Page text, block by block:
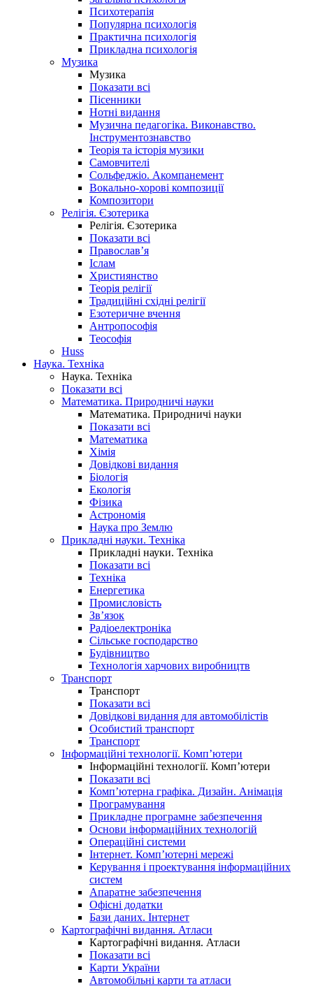
Психотерапія
Популярна психологія
Практична психологія
Прикладна психологія
Музика
Музика
Показати всі
Пісенники
Нотні видання
Музична педагогіка. Виконавство.
Інструментознавство
Теорія та історія музики
Самовчителі
Сольфеджіо. Акомпанемент
Вокально-хорові композиції
Композитори
Релігія. Єзотерика
Релігія. Єзотерика
Показати всі
Православ’я
Іслам
Християнство
Теорія релігії
Традиційні східні релігії
Езотеричне вчення
Антропософія
Теософія
Huss
Наука. Техніка
Наука. Техніка
Показати всі
Математика. Природничі науки
Математика. Природничі науки
Показати всі
Математика
Хімія
Довідкові видання
Біологія
Екологія
Фізика
Астрономія
Наука про Землю
Прикладні науки. Техніка
Прикладні науки. Техніка
Показати всі
Техніка
Енергетика
Промисловість
Зв’язок
Радіоелектроніка
Сільське господарство
Будівництво
Технологія харчових виробництв
Транспорт
Транспорт
Показати всі
Довідкові видання для автомобілістів
Особистий транспорт
Транспорт
Інформаційні технології. Комп’ютери
Інформаційні технології. Комп’ютери
Показати всі
Комп’ютерна графіка. Дизайн. Анімація
Програмування
Прикладне програмне забезпечення
Основи інформаційних технологій
Операційні системи
Інтернет. Комп’ютерні мережі
Керування і проектування інформаційних
систем
Апаратне забезпечення
Офісні додатки
Бази даних. Інтернет
Картографічні видання. Атласи
Картографічні видання. Атласи
Показати всі
Карти України
Автомобільні карти та атласи